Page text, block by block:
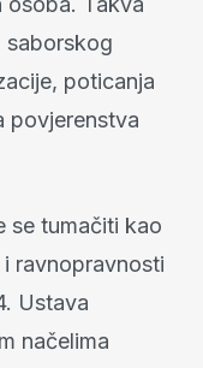
saborskog
poticanja
povjerenstva
se tumačiti kao
ravnopravnosti
Ustava
načelima